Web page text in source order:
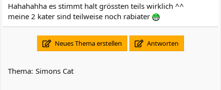
Hahahahha es stimmt halt grössten teils wirklich ^^
meine 2 kater sind teilweise noch rabiater
Neues Thema erstellen Antworten
Thema: Simons Cat